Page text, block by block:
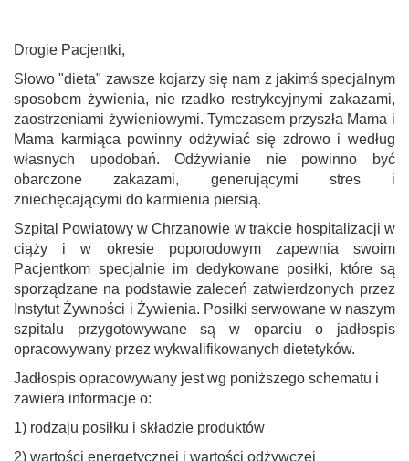
Drogie Pacjentki,
Słowo "dieta" zawsze kojarzy się nam z jakimś specjalnym
sposobem żywienia, nie rzadko restrykcyjnymi zakazami,
zaostrzeniami żywieniowymi. Tymczasem przyszła Mama i
Mama karmiąca powinny odżywiać się zdrowo i według
własnych upodobań. Odżywianie nie powinno być
obarczone zakazami, generującymi stres i
zniechęcającymi do karmienia piersią.
Szpital Powiatowy w Chrzanowie w trakcie hospitalizacji w
ciąży i w okresie poporodowym zapewnia swoim
Pacjentkom specjalnie im dedykowane posiłki, które są
sporządzane na podstawie zaleceń zatwierdzonych przez
Instytut Żywności i Żywienia. Posiłki serwowane w naszym
szpitalu przygotowywane są w oparciu o jadłospis
opracowywany przez wykwalifikowanych dietetyków.
Jadłospis opracowywany jest wg poniższego schematu i
zawiera informacje o:
1) rodzaju posiłku i składzie produktów
2) wartości energetycznej i wartości odżywczej